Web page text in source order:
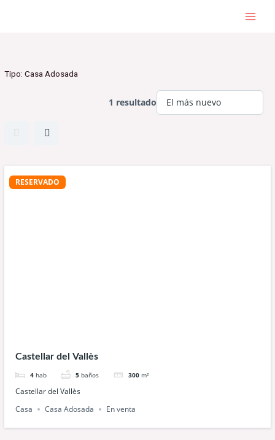
Tipo:Casa Adosada
1 resultado
RESERVADO
Castellar del Vallès
4 hab 5 baños 300 m²
Castellar del Vallès
Casa
Casa Adosada En venta